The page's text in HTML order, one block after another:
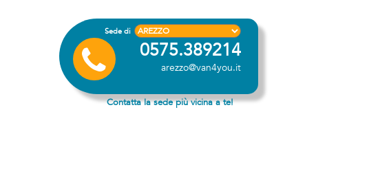
Sede di
0575.389214
arezzo@van4you.it
Contatta la sede più vicina a te!